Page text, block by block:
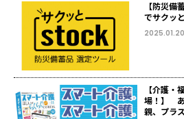
【防災
でサクッ
2025.01.20
【介護・
場！】 あ
親、プラ